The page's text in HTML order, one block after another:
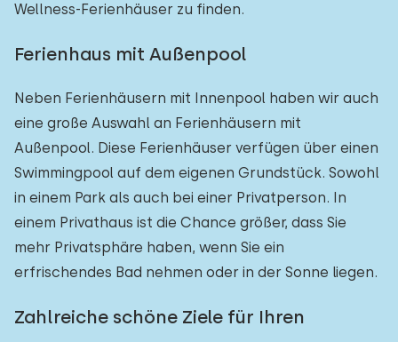
Wellness-Ferienhäuser zu finden.
Ferienhaus mit Außenpool
Neben Ferienhäusern mit Innenpool haben wir auch
eine große Auswahl an Ferienhäusern mit
Außenpool. Diese Ferienhäuser verfügen über einen
Swimmingpool auf dem eigenen Grundstück. Sowohl
in einem Park als auch bei einer Privatperson. In
einem Privathaus ist die Chance größer, dass Sie
mehr Privatsphäre haben, wenn Sie ein
erfrischendes Bad nehmen oder in der Sonne liegen.
Zahlreiche schöne Ziele für Ihren